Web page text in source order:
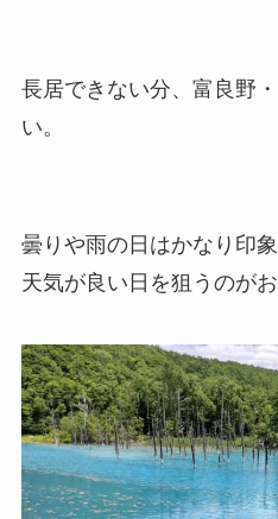
長居できない分、富良野
い。
曇りや雨の日はかなり印
天気が良い日を狙うのがお